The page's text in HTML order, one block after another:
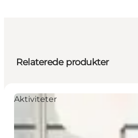
Relaterede produkter
Aktiviteter